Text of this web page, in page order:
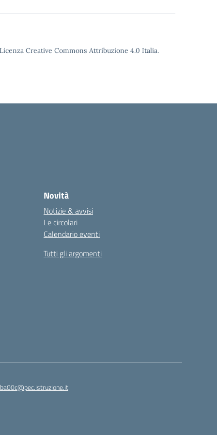
Creative Commons Attribuzione 4.0 Italia.
Novità
Notizie & avvisi
Le circolari
Calendario eventi
Tutti gli argomenti